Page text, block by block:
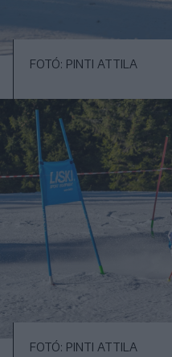
FOTÓ: PINTI ATTILA
FOTÓ: PINTI ATTILA